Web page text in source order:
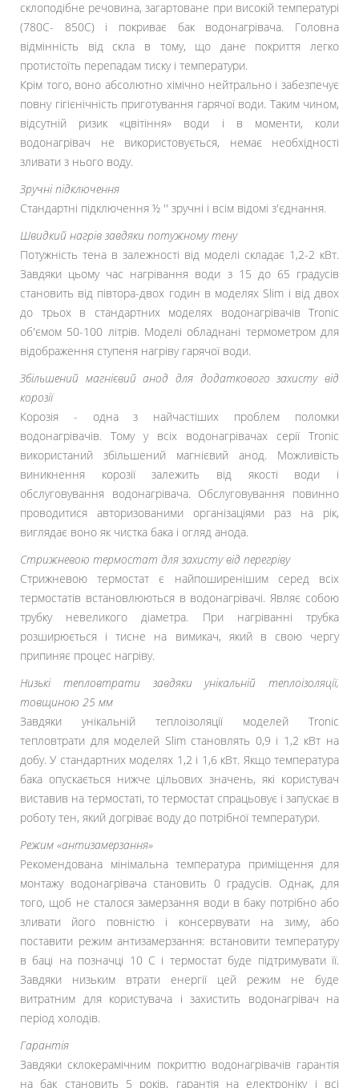
склоподібне речовина, загартоване при високій температурі
(780С- 850С) і покриває бак водонагрівача. Головна
відмінність від скла в тому, що дане покриття легко
протистоїть перепадам тиску і температури.
Крім того, воно абсолютно хімічно нейтрально і забезпечує
повну гігієнічність приготування гарячої води. Таким чином,
відсутній ризик «цвітіння» води і в моменти, коли
водонагрівач не використовується, немає необхідності
зливати з нього воду.
Зручні підключення
Стандартні підключення ½ '' зручні і всім відомі з'єднання.
Швидкий нагрів завдяки потужному тену
Потужність тена в залежності від моделі складає 1,2-2 кВт.
Завдяки цьому час нагрівання води з 15 до 65 градусів
становить від півтора-двох годин в моделях Slim і від двох
до трьох в стандартних моделях водонагрівачів Tronic
об'ємом 50-100 літрів. Моделі обладнані термометром для
відображення ступеня нагріву гарячої води.
Збільшений магнієвий анод для додаткового захисту від
корозії
Корозія - одна з найчастіших проблем поломки
водонагрівачів. Тому у всіх водонагрівачах серії Tronic
використаний збільшений магнієвий анод. Можливість
виникнення корозії залежить від якості води і
обслуговування водонагрівача. Обслуговування повинно
проводитися авторизованими організаціями раз на рік,
виглядає воно як чистка бака і огляд анода.
Стрижневою термостат для захисту від перегріву
Стрижневою термостат є найпоширенішим серед всіх
термостатів встановлюються в водонагрівачі. Являє собою
трубку невеликого діаметра. При нагріванні трубка
розширюється і тисне на вимикач, який в свою чергу
припиняє процес нагріву.
Низькі тепловтрати завдяки унікальній теплоізоляції,
товщиною 25 мм
Завдяки унікальній теплоізоляції моделей Tronic
тепловтрати для моделей Slim становлять 0,9 і 1,2 кВт на
добу. У стандартних моделях 1,2 і 1,6 кВт. Якщо температура
бака опускається нижче цільових значень, які користувач
виставив на термостаті, то термостат спрацьовує і запускає в
роботу тен, який догріває воду до потрібної температури.
Режим «антизамерзання»
Рекомендована мінімальна температура приміщення для
монтажу водонагрівача становить 0 градусів. Однак, для
того, щоб не сталося замерзання води в баку потрібно або
зливати його повністю і консервувати на зиму, або
поставити режим антизамерзання: встановити температуру
в баці на позначці 10 С і термостат буде підтримувати її.
Завдяки низьким втрати енергії цей режим не буде
витратним для користувача і захистить водонагрівач на
період холодів.
Гарантія
Завдяки склокерамічним покриттю водонагрівачів гарантія
на бак становить 5 років, гарантія на електроніку і всі